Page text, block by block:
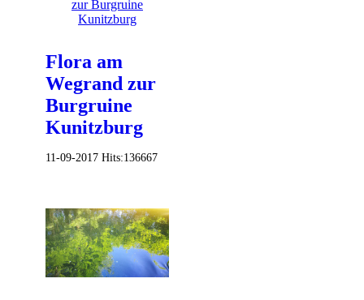
Flora am
Wegrand zur
Burgruine
Kunitzburg
11-09-2017 Hits:136667